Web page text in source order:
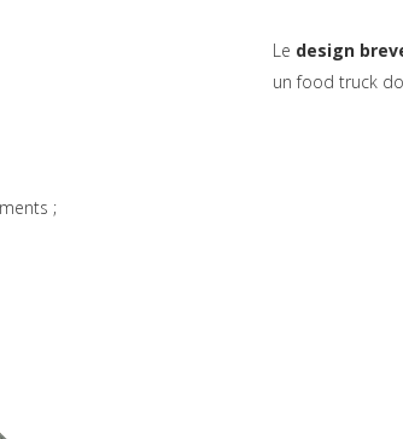
;
Le design
un food truck